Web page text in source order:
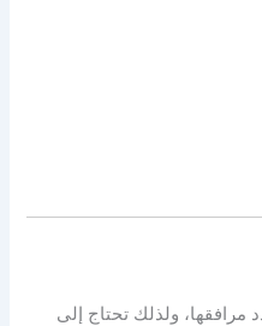
مرافقها، ولذلك تحتاج إلى